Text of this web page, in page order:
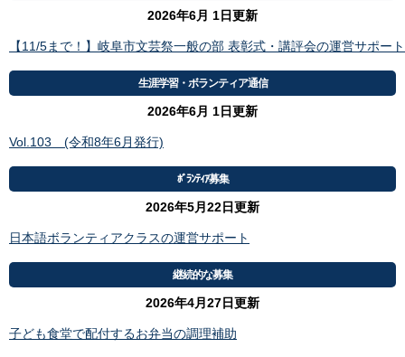
2026年6月 1日更新
【11/5まで！】岐阜市文芸祭一般の部 表彰式・講評会の運営サポート
生涯学習・ボランティア通信
2026年6月 1日更新
Vol.103 (令和8年6月発行)
ﾎﾞﾗﾝﾃｨｱ募集
2026年5月22日更新
日本語ボランティアクラスの運営サポート
継続的な募集
2026年4月27日更新
子ども食堂で配付するお弁当の調理補助